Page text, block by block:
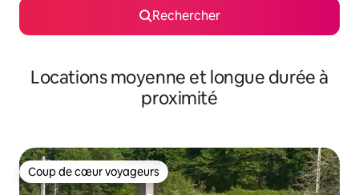
Rechercher
Locations moyenne et longue durée à
proximité
Coup de cœur voyageurs
Coup de cœur voyageurs